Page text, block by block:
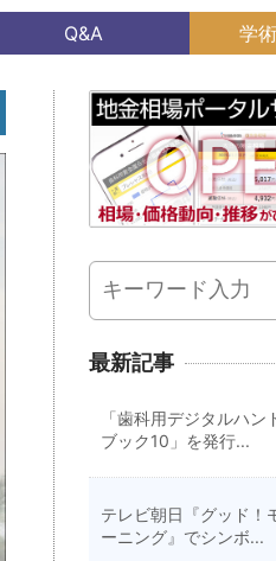
Q&A 学
最新記事
「歯科用デジタルハン
ブック10」を発行...
テレビ朝日『グッド！
ーニング』でシンボ...